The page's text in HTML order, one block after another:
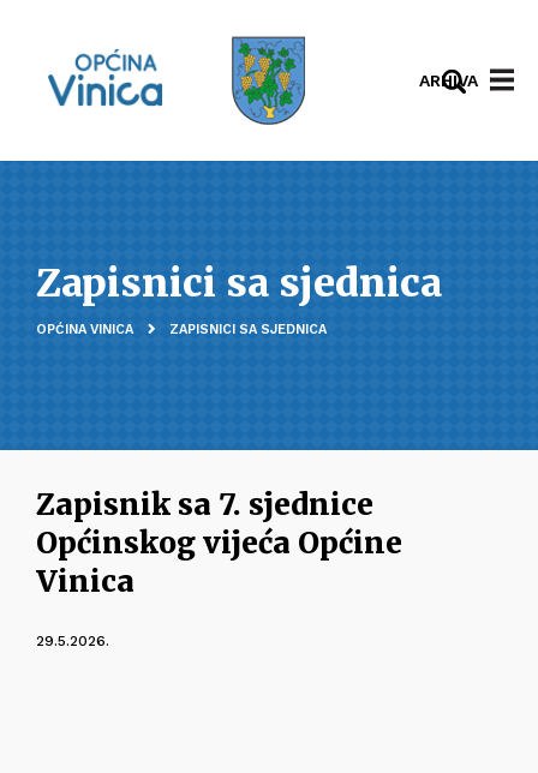
ARHIVA
Zapisnici sa sjednica
OPĆINA VINICA ZAPISNICI SA SJEDNICA
Zapisnik sa 7. sjednice
Općinskog vijeća Općine
Vinica
29.5.2026.